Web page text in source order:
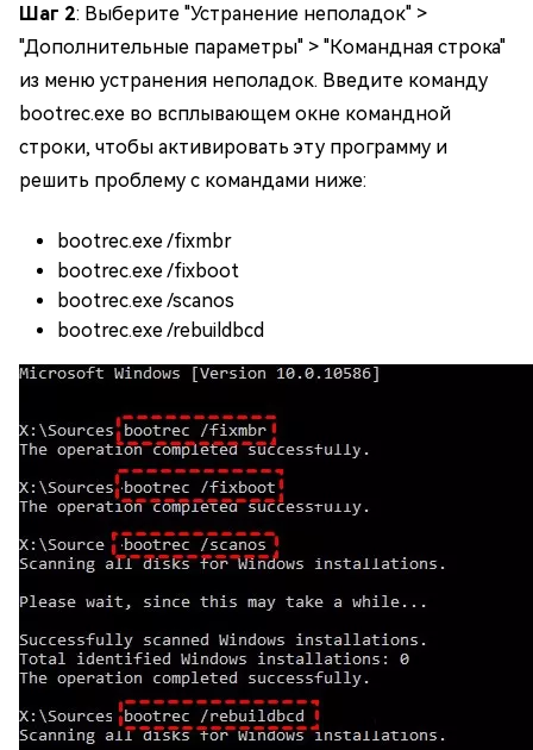
Шаг 2: Выберите "Устранение неполадок" >
"Дополнительные параметры" > "Командная строка"
из меню устранения неполадок. Введите команду
bootrec.exe во всплывающем окне командной
строки, чтобы активировать эту программу и
решить проблему с командами ниже:
bootrec.exe /fixmbr
bootrec.exe /fixboot
bootrec.exe /scanos
bootrec.exe /rebuildbcd